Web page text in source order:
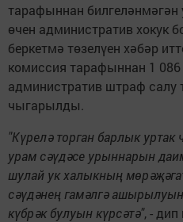
тарафыннан билгеләнмәгән
өчен административ хокук
беркетмә төзелүен хәбәр
комиссия тарафыннан 1
административ штраф салу
чыгарылды.
"Күрелә торган барлык
урам сәүдәсе урыннарын
шулай ук халыкның
сәүдәнең гамәлгә
күбрәк булуын күрсәтә", -